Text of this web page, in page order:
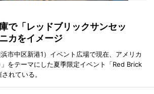
で「レッドブリックサンセッ
カをイメージ
市中区新港1）イベント広場で現在、アメリカ
をテーマにした夏季限定イベント「Red Brick
れている。